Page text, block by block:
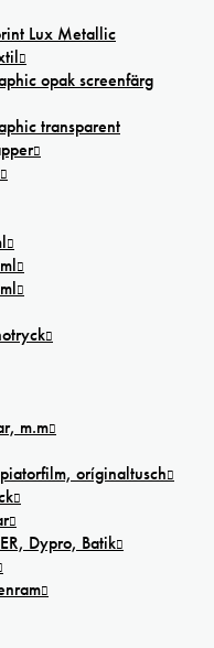
Lux Metallic
opak screenfärg
transparent
m.m
oríginaltusch
Dypro, Batik